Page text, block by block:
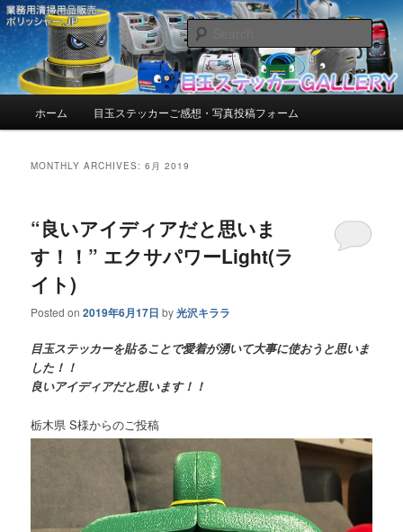
目玉ステッカーGALLERY【ポリッシ
ャー.JP™】 | お客様からいただいた
お客様からいただいたご感想・写真を紹介しています。
Skip
content
Skip
content
ホーム 目玉ステッカーご感想・写真投稿フォーム
MONTHLY ARCHIVES:6月 2019
“良いアイディアだと思いま
す！！” エクサパワーLight(ラ
イト)
Posted on2019年6月17日 by光沢キララ
目玉ステッカーを貼ることで愛着が湧いて大事に使おうと思いま
した！！
良いアイディアだと思います！！
栃木県 S様からのご投稿